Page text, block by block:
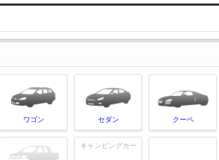
ワゴン セダン クーペ
キャンピングカー